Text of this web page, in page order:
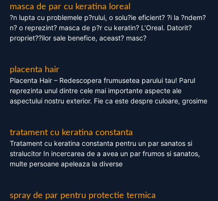
masca de par cu keratina loreal
?n lupta cu problemele p?rului, o solu?ie eficient? ?i la ?ndem?
n? o reprezint? masca de p?r cu keratin? L’Oreal. Datorit?
propriet??ilor sale benefice, aceast? masc?
placenta hair
Placenta Hair – Redescopera frumusetea parului tau! Parul
reprezinta unul dintre cele mai importante aspecte ale
aspectului nostru exterior. Fie ca este despre culoare, grosime
tratament cu keratina constanta
Tratament cu keratina constanta pentru un par sanatos si
stralucitor In incercarea de a avea un par frumos si sanatos,
multe persoane apeleaza la diverse
spray de par pentru protectie termica